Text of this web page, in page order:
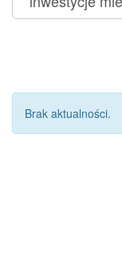
Brak aktualności.